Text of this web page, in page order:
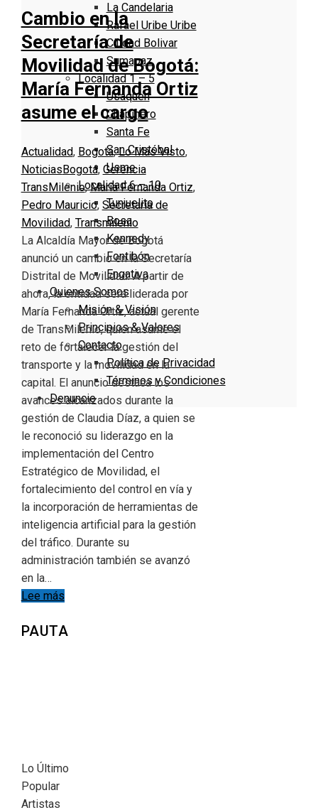
La Candelaria
Rafael Uribe Uribe
Ciudad Bolivar
Sumapaz
Localidad 1 – 5
Usaquen
Chapinero
Santa Fe
San Cristóbal
Usme
Localidad 6 – 10
Tunjuelito
Bosa
Kennedy
Fontibón
Engativa
Quienes Somos
Misión & Visión
Principios & Valores
Contacto
Política de Privacidad
Términos y Condiciones
Denuncie
Cambio en la
Secretaría de
Movilidad de Bogotá:
María Fernanda Ortiz
asume el cargo
Actualidad, Bogotá,Lo Más Visto,
Noticias Bogotá, Gerencia
TransMilenio,María Fernanda Ortiz,
Pedro Mauricio, Secretaría de
Movilidad, Transmilenio
La Alcaldía Mayor de Bogotá
anunció un cambio en la Secretaría
Distrital de Movilidad. A partir de
ahora, la entidad será liderada por
María Fernanda Ortiz, actual gerente
de TransMilenio, quien asume el
reto de fortalecer la gestión del
transporte y la movilidad en la
capital. El anuncio destaca los
avances alcanzados durante la
gestión de Claudia Díaz, a quien se
le reconoció su liderazgo en la
implementación del Centro
Estratégico de Movilidad, el
fortalecimiento del control en vía y
la incorporación de herramientas de
inteligencia artificial para la gestión
del tráfico. Durante su
administración también se avanzó
en la…
Lee más
PAUTA
Lo Último
Popular
Artistas